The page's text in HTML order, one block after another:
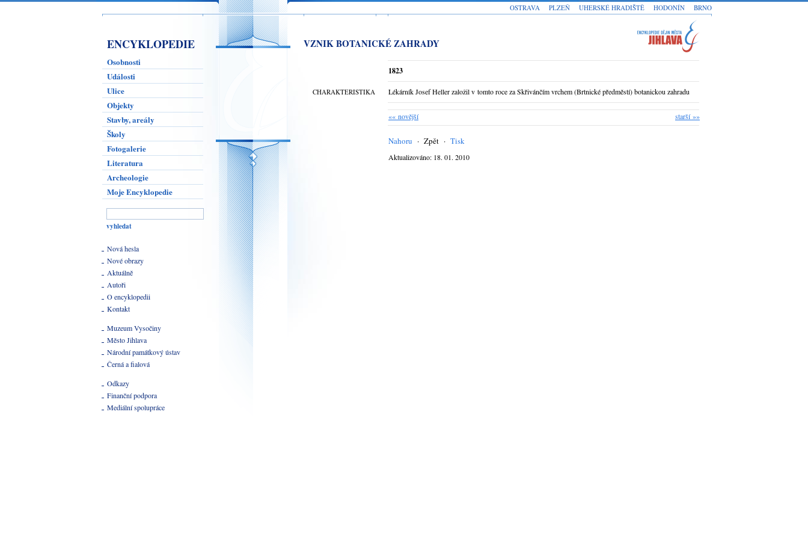
ENCYKLOPEDIE
Osobnosti
Události
Ulice
Objekty
Stavby, areály
Školy
Fotogalerie
Literatura
Archeologie
Moje Encyklopedie
Nová hesla
Nové obrazy
Aktuálně
Autoři
O encyklopedii
Kontakt
Muzeum Vysočiny
Město Jihlava
Národní památkový ústav
Černá a fialová
Odkazy
Finanční podpora
Mediální spolupráce
VZNIK BOTANICKÉ ZAHRADY
1823
CHARAKTERISTIKA Lékárník Josef Heller založil v tomto roce za Skřivánčím vrchem (Brtnické předměstí) botanickou zahradu
starší »»
«« novější
Nahoru · Zpět · Tisk
Aktualizováno: 18. 01. 2010
BRNO
HODONÍN
UHERSKÉ HRADIŠTĚ
PLZEŇ
OSTRAVA